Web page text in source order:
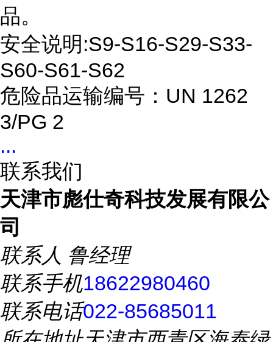
品。
安全说明:S9-S16-S29-S33-
S60-S61-S62
危险品运输编号：UN 1262
3/PG 2
...
联系我们
天津市彪仕奇科技发展有限公
司
联系人 鲁经理
联系手机18622980460
联系电话022-85685011